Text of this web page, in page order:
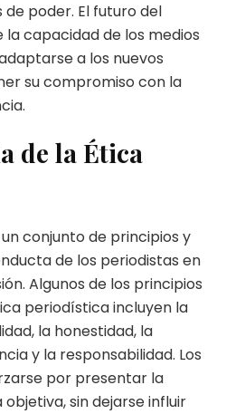
poder. El futuro del
capacidad de los medios
a los nuevos
su compromiso con la
de la Ética
conjunto de principios y
de los periodistas en
Algunos de los principios
periodística incluyen la
la honestidad, la
y la responsabilidad. Los
por presentar la
sin dejarse influir